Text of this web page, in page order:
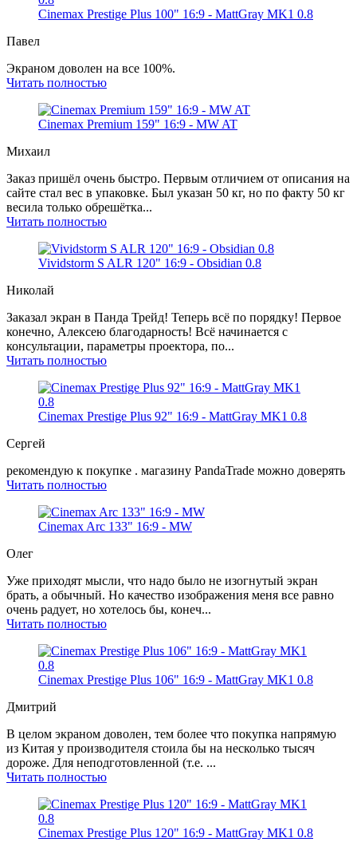
Cinemax Prestige Plus 100" 16:9 - MattGray MK1 0.8
Павел
Экраном доволен на все 100%.
Читать полностью
Cinemax Premium 159" 16:9 - MW AT
Михаил
Заказ пришёл очень быстро. Первым отличием от описания на
сайте стал вес в упаковке. Был указан 50 кг, но по факту 50 кг
весила только обрешётка...
Читать полностью
Vividstorm S ALR 120" 16:9 - Obsidian 0.8
Николай
Заказал экран в Панда Трейд! Теперь всё по порядку! Первое
конечно, Алексею благодарность! Всё начинается с
консультации, параметры проектора, по...
Читать полностью
Cinemax Prestige Plus 92" 16:9 - MattGray MK1 0.8
Сергей
рекомендую к покупке . магазину PandaTrade можно доверять
Читать полностью
Cinemax Arc 133" 16:9 - MW
Олег
Уже приходят мысли, что надо было не изогнутый экран
брать, а обычный. Но качество изображения меня все равно
очень радует, но хотелось бы, конеч...
Читать полностью
Cinemax Prestige Plus 106" 16:9 - MattGray MK1 0.8
Дмитрий
В целом экраном доволен, тем более что покупка напрямую
из Китая у производителя стоила бы на несколько тысяч
дороже. Для неподготовленной (т.е. ...
Читать полностью
Cinemax Prestige Plus 120" 16:9 - MattGray MK1 0.8